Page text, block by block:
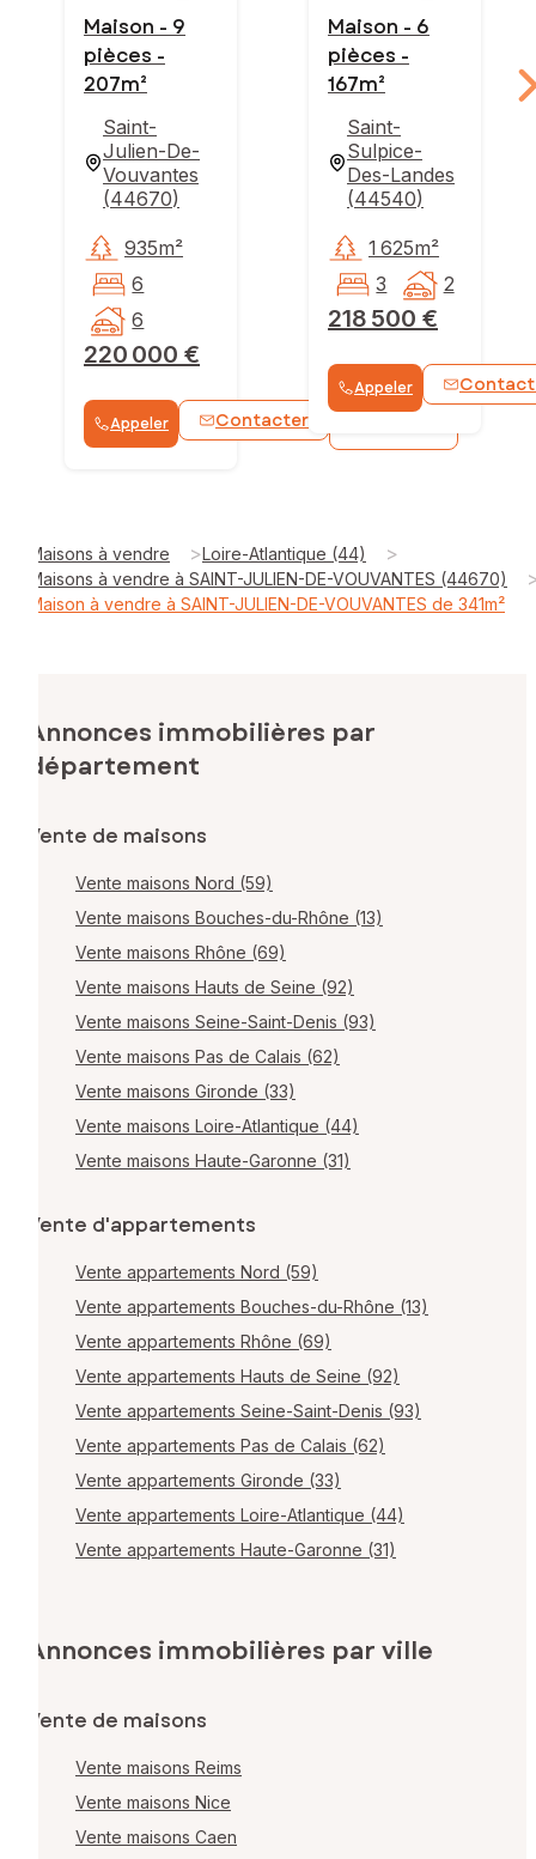
Maison - 9
pièces -
207m²
Saint-
Julien-De-
Vouvantes
(44670)
220 000 €
935m²
6
6
Appeler Contacter
Maison - 6
pièces -
167m²
Saint-
Sulpice-
Des-Landes
(44540)
218 500 €
1 625m²
3
2
Appeler
Maisons à vendre >Loire-Atlantique (44) >
Maisons à vendre à SAINT-JULIEN-DE-VOUVANTES (44670)
Maison à vendre à SAINT-JULIEN-DE-VOUVANTES de 341m²
Annonces immobilières par
département
Vente de maisons
Vente maisons Nord (59)
Vente maisons Bouches-du-Rhône (13)
Vente maisons Rhône (69)
Vente maisons Hauts de Seine (92)
Vente maisons Seine-Saint-Denis (93)
Vente maisons Pas de Calais (62)
Vente maisons Gironde (33)
Vente maisons Loire-Atlantique (44)
Vente maisons Haute-Garonne (31)
Vente d'appartements
Vente appartements Nord (59)
Vente appartements Bouches-du-Rhône (13)
Vente appartements Rhône (69)
Vente appartements Hauts de Seine (92)
Vente appartements Seine-Saint-Denis (93)
Vente appartements Pas de Calais (62)
Vente appartements Gironde (33)
Vente appartements Loire-Atlantique (44)
Vente appartements Haute-Garonne (31)
Annonces immobilières par ville
Vente de maisons
Vente maisons Reims
Vente maisons Nice
Vente maisons Caen